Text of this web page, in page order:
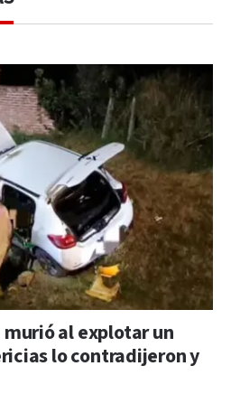
murió al explotar un
lo contradijeron y